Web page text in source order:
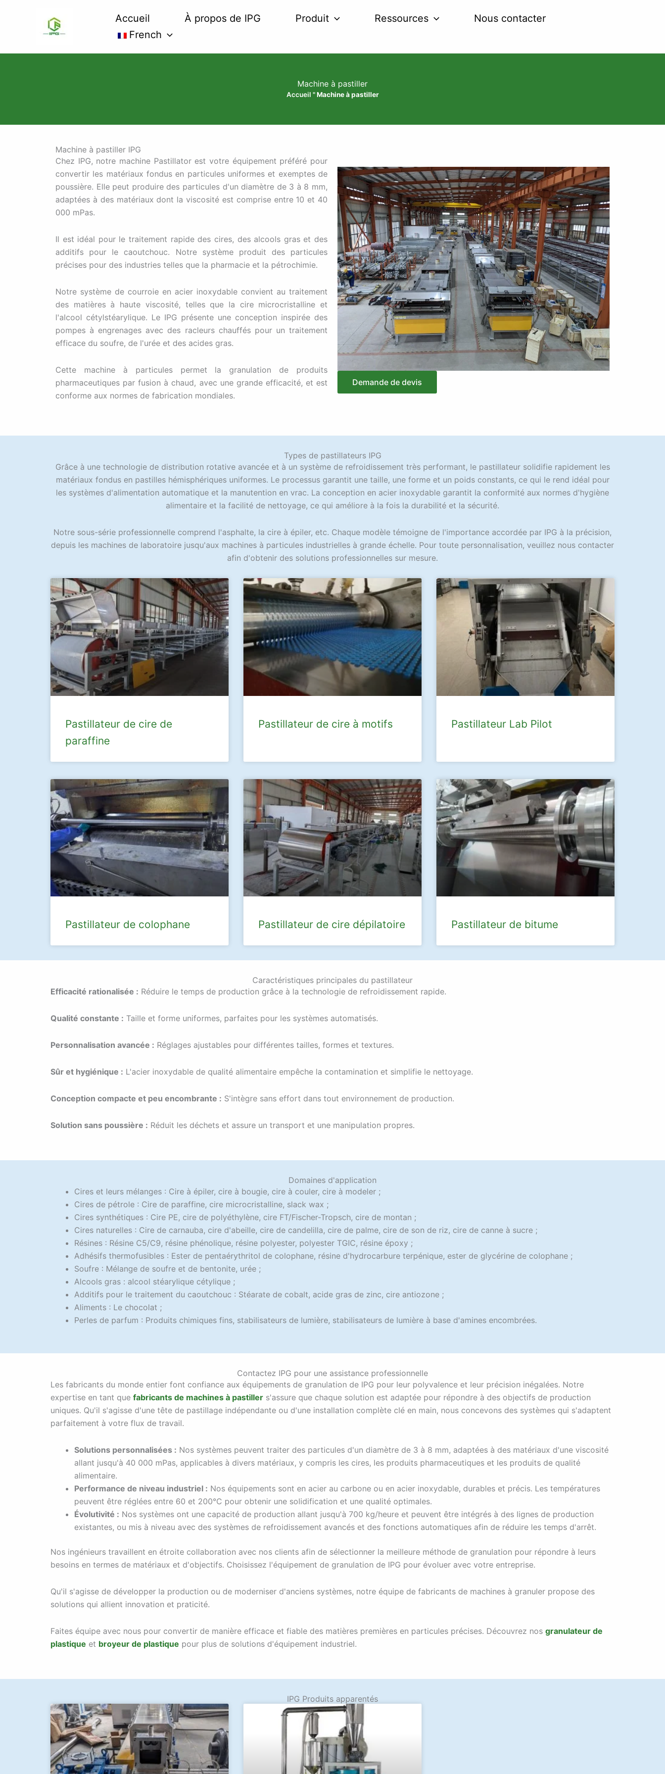
Accueil À propos de IPG Produit Ressources
Nous contacter
French
Machine à pastiller
Accueil "Machine à pastiller
Machine à pastiller IPG
Chez IPG, notre machine Pastillator est votre équipement préféré pour
convertir les matériaux fondus en particules uniformes et exemptes de
poussière. Elle peut produire des particules d'un diamètre de 3 à 8 mm,
adaptées à des matériaux dont la viscosité est comprise entre 10 et 40
000 mPas.
Il est idéal pour le traitement rapide des cires, des alcools gras et des
additifs pour le caoutchouc. Notre système produit des particules
précises pour des industries telles que la pharmacie et la pétrochimie.
Notre système de courroie en acier inoxydable convient au traitement
des matières à haute viscosité, telles que la cire microcristalline et
l'alcool cétylstéarylique. Le IPG présente une conception inspirée des
pompes à engrenages avec des racleurs chauffés pour un traitement
efficace du soufre, de l'urée et des acides gras.
Cette machine à particules permet la granulation de produits
pharmaceutiques par fusion à chaud, avec une grande efficacité, et est
conforme aux normes de fabrication mondiales.
Demande de devis
Types de pastillateurs IPG
Grâce à une technologie de distribution rotative avancée et à un système de refroidissement très performant, le pastillateur solidifie rapidement les
matériaux fondus en pastilles hémisphériques uniformes. Le processus garantit une taille, une forme et un poids constants, ce qui le rend idéal pour
les systèmes d'alimentation automatique et la manutention en vrac. La conception en acier inoxydable garantit la conformité aux normes d'hygiène
alimentaire et la facilité de nettoyage, ce qui améliore à la fois la durabilité et la sécurité.
Notre sous-série professionnelle comprend l'asphalte, la cire à épiler, etc. Chaque modèle témoigne de l'importance accordée par IPG à la précision,
depuis les machines de laboratoire jusqu'aux machines à particules industrielles à grande échelle. Pour toute personnalisation, veuillez nous contacter
afin d'obtenir des solutions professionnelles sur mesure.
Pastillateur de cire de
paraffine
Pastillateur de cire à motifs Pastillateur Lab Pilot
Pastillateur de colophane Pastillateur de cire dépilatoire Pastillateur de bitume
Caractéristiques principales du pastillateur
Efficacité rationalisée : Réduire le temps de production grâce à la technologie de refroidissement rapide.
Qualité constante : Taille et forme uniformes, parfaites pour les systèmes automatisés.
Personnalisation avancée : Réglages ajustables pour différentes tailles, formes et textures.
Sûr et hygiénique : L'acier inoxydable de qualité alimentaire empêche la contamination et simplifie le nettoyage.
Conception compacte et peu encombrante : S'intègre sans effort dans tout environnement de production.
Solution sans poussière : Réduit les déchets et assure un transport et une manipulation propres.
Domaines d'application
Cires et leurs mélanges : Cire à épiler, cire à bougie, cire à couler, cire à modeler ;
Cires de pétrole : Cire de paraffine, cire microcristalline, slack wax ;
Cires synthétiques : Cire PE, cire de polyéthylène, cire FT/Fischer-Tropsch, cire de montan ;
Cires naturelles : Cire de carnauba, cire d'abeille, cire de candelilla, cire de palme, cire de son de riz, cire de canne à sucre ;
Résines : Résine C5/C9, résine phénolique, résine polyester, polyester TGIC, résine époxy ;
Adhésifs thermofusibles : Ester de pentaérythritol de colophane, résine d'hydrocarbure terpénique, ester de glycérine de colophane ;
Soufre : Mélange de soufre et de bentonite, urée ;
Alcools gras : alcool stéarylique cétylique ;
Additifs pour le traitement du caoutchouc : Stéarate de cobalt, acide gras de zinc, cire antiozone ;
Aliments : Le chocolat ;
Perles de parfum : Produits chimiques fins, stabilisateurs de lumière, stabilisateurs de lumière à base d'amines encombrées.
Contactez IPG pour une assistance professionnelle
Les fabricants du monde entier font confiance aux équipements de granulation de IPG pour leur polyvalence et leur précision inégalées. Notre
expertise en tant que fabricants de machines à pastiller s'assure que chaque solution est adaptée pour répondre à des objectifs de production
uniques. Qu'il s'agisse d'une tête de pastillage indépendante ou d'une installation complète clé en main, nous concevons des systèmes qui s'adaptent
parfaitement à votre flux de travail.
Solutions personnalisées : Nos systèmes peuvent traiter des particules d'un diamètre de 3 à 8 mm, adaptées à des matériaux d'une viscosité
allant jusqu'à 40 000 mPas, applicables à divers matériaux, y compris les cires, les produits pharmaceutiques et les produits de qualité
alimentaire.
Performance de niveau industriel : Nos équipements sont en acier au carbone ou en acier inoxydable, durables et précis. Les températures
peuvent être réglées entre 60 et 200°C pour obtenir une solidification et une qualité optimales.
Évolutivité : Nos systèmes ont une capacité de production allant jusqu'à 700 kg/heure et peuvent être intégrés à des lignes de production
existantes, ou mis à niveau avec des systèmes de refroidissement avancés et des fonctions automatiques afin de réduire les temps d'arrêt.
Nos ingénieurs travaillent en étroite collaboration avec nos clients afin de sélectionner la meilleure méthode de granulation pour répondre à leurs
besoins en termes de matériaux et d'objectifs. Choisissez l'équipement de granulation de IPG pour évoluer avec votre entreprise.
Qu'il s'agisse de développer la production ou de moderniser d'anciens systèmes, notre équipe de fabricants de machines à granuler propose des
solutions qui allient innovation et praticité.
Faites équipe avec nous pour convertir de manière efficace et fiable des matières premières en particules précises. Découvrez nos granulateur de
plastique et broyeur de plastique pour plus de solutions d'équipement industriel.
IPG Produits apparentés